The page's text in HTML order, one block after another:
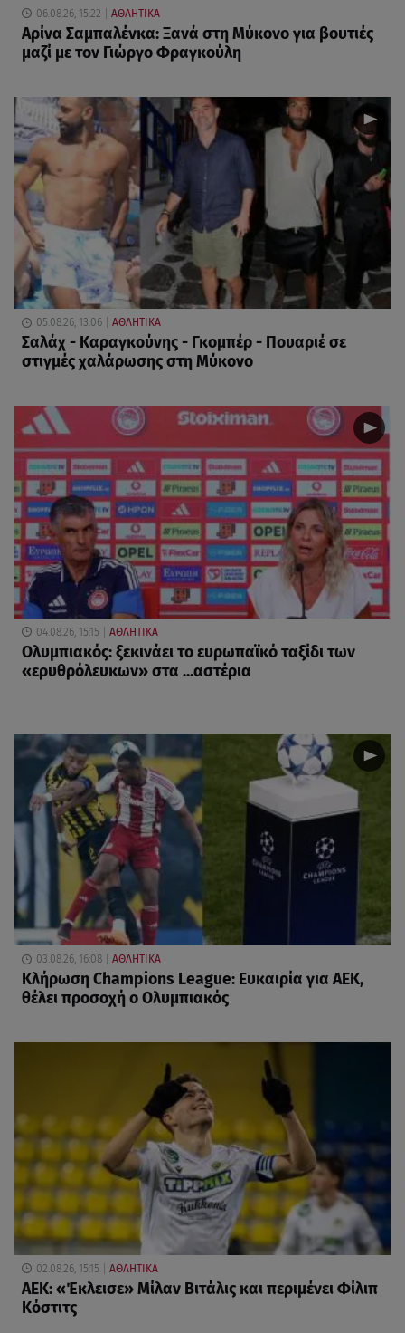
06.08.26, 15:22 ΑΘΛΗΤΙΚΑ
Αρίνα Σαμπαλένκα: Ξανά στη Μύκονο για βουτιές
μαζί με τον Γιώργο Φραγκούλη
05.08.26, 13:06 ΑΘΛΗΤΙΚΑ
Σαλάχ - Καραγκούνης - Γκομπέρ - Πουαριέ σε
στιγμές χαλάρωσης στη Μύκονο
04.08.26, 15:15 ΑΘΛΗΤΙΚΑ
Ολυμπιακός: ξεκινάει το ευρωπαϊκό ταξίδι των
«ερυθρόλευκων» στα ...αστέρια
03.08.26, 16:08 ΑΘΛΗΤΙΚΑ
Κλήρωση Champions League: Ευκαιρία για ΑΕΚ,
θέλει προσοχή ο Ολυμπιακός
02.08.26, 15:15 ΑΘΛΗΤΙΚΑ
ΑΕΚ: «Έκλεισε» Μίλαν Βιτάλις και περιμένει Φίλιπ
Κόστιτς